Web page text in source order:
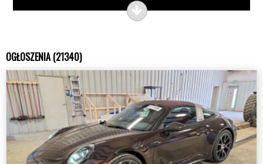
OGŁOSZENIA (21340)